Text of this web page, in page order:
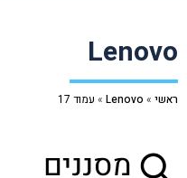
Lenovo
ראשי »
Lenovo
» עמוד 17